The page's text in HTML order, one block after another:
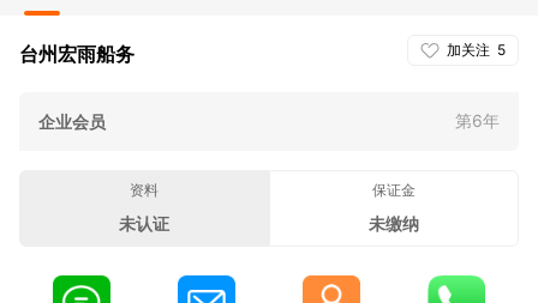
加关注 5
台州宏雨船务
企业会员 第6年
资料
未认证
保证金
未缴纳